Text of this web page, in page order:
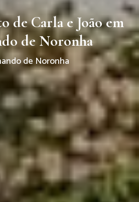
de Carla e João em
de Noronha
de Noronha